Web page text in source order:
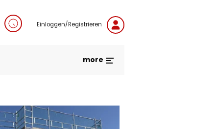
Einloggen/Registrieren
more